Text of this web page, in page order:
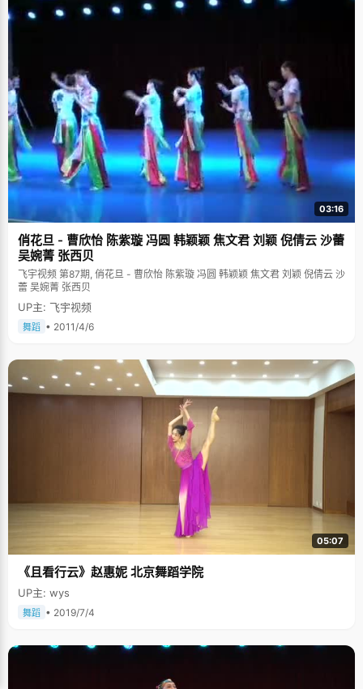
03:16
俏花旦 - 曹欣怡 陈紫璇 冯圆 韩颖颖 焦文君 刘颖 倪倩云 沙蕾
吴婉菁 张西贝
飞宇视频 第87期, 俏花旦 - 曹欣怡 陈紫璇 冯圆 韩颖颖 焦文君 刘颖 倪倩云 沙
蕾 吴婉菁 张西贝
UP主: 飞宇视频
舞蹈 • 2011/4/6
05:07
《且看行云》赵惠妮 北京舞蹈学院
UP主: wys
舞蹈 • 2019/7/4